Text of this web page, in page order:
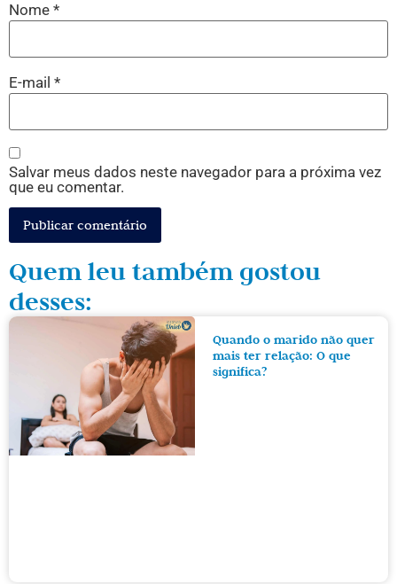
Nome *
E-mail *
Salvar meus dados neste navegador para a próxima vez
que eu comentar.
Quem leu também gostou
desses:
Quando o marido não quer
mais ter relação: O que
significa?